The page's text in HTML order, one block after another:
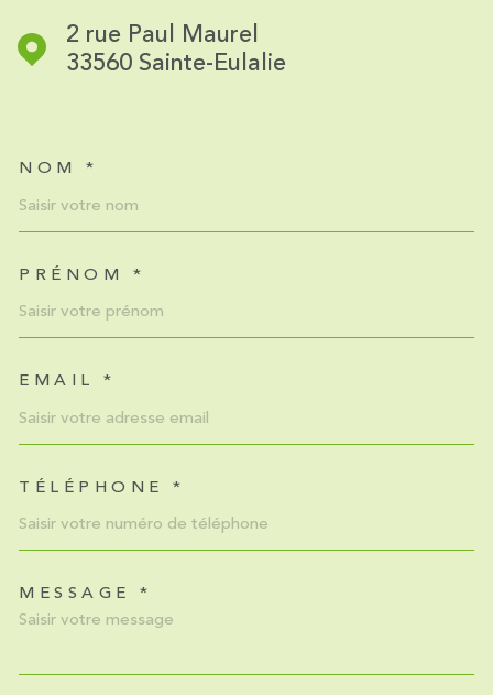
2 rue Paul Maurel
33560
Sainte-Eulalie
NOM *
PRÉNOM *
EMAIL *
TÉLÉPHONE *
MESSAGE *